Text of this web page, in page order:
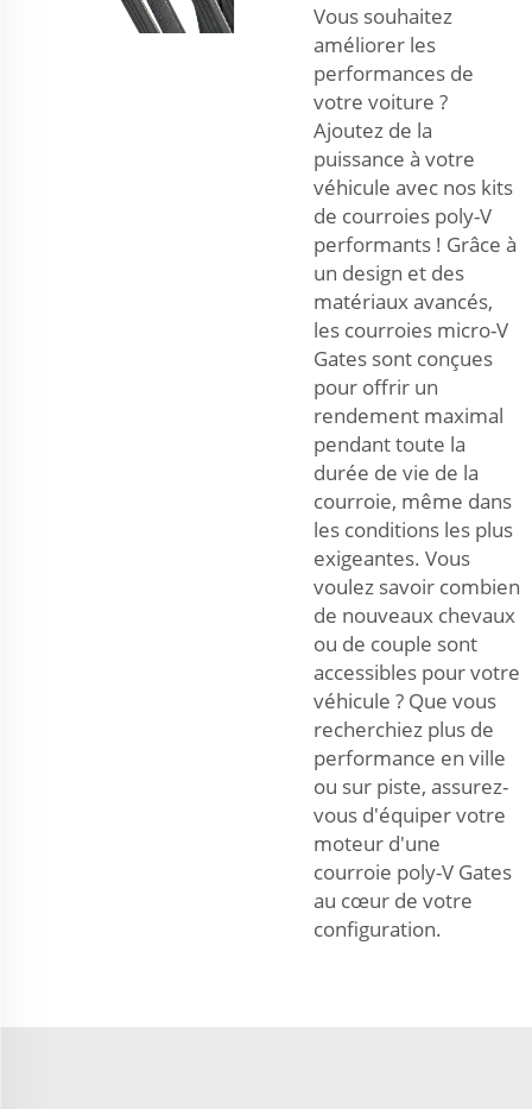
Vous souhaitez
améliorer les
performances de
votre voiture ?
Ajoutez de la
puissance à votre
véhicule avec nos kits
de courroies poly-V
performants ! Grâce à
un design et des
matériaux avancés,
les courroies micro-V
Gates sont conçues
pour offrir un
rendement maximal
pendant toute la
durée de vie de la
courroie, même dans
les conditions les plus
exigeantes. Vous
voulez savoir combien
de nouveaux chevaux
ou de couple sont
accessibles pour votre
véhicule ? Que vous
recherchiez plus de
performance en ville
ou sur piste, assurez-
vous d'équiper votre
moteur d'une
courroie poly-V Gates
au cœur de votre
configuration.